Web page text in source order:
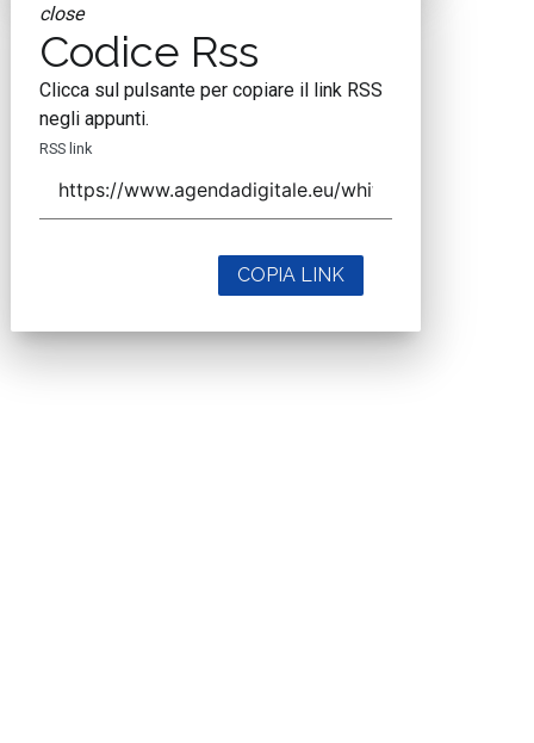
close
Codice Rss
Clicca sul pulsante per copiare il link RSS
negli appunti.
RSS link
COPIA LINK